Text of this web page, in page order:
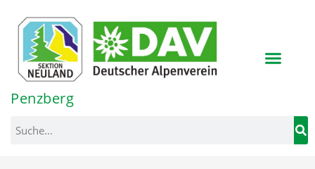
springen
Penzberg